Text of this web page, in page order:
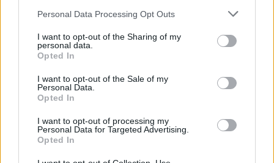
Personal Data Processing Opt Outs
I want to opt-out of the Sharing of my
personal data.
Opted In
I want to opt-out of the Sale of my
Personal Data.
Opted In
I want to opt-out of processing my
Personal Data for Targeted Advertising.
Opted In
Τεχνολογία
Ελληνική τεχνολογία διακρίνεται
παγκοσμίως: Το Brainfood Cloud κατακτά
το Global Impact Award στο World Startup
30.06.26